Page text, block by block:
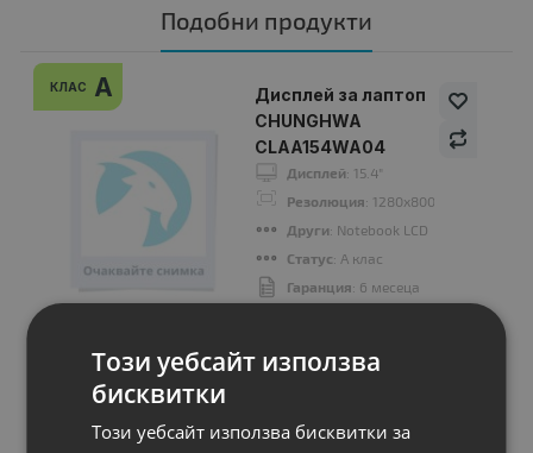
Подобни продукти
КЛАС A
Дисплей за лаптоп
CHUNGHWA
CLAA154WA04
Дисплей: 15.4"
Резолюция: 1280x800 WXGA 16:10
Други: Notebook LCD
Статус: А клас
Гаранция: 6 месеца
Цена:
Този уебсайт използва
бисквитки
Този уебсайт използва бисквитки за